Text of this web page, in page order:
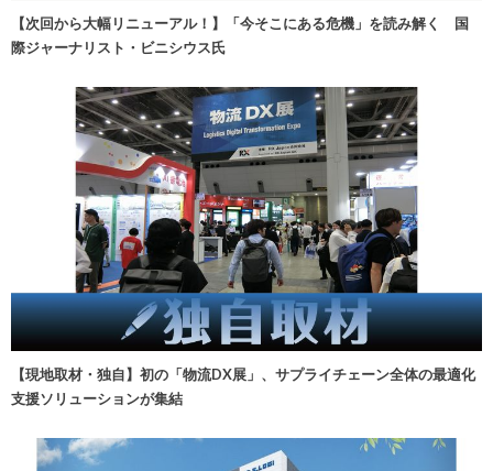
【次回から大幅リニューアル！】「今そこにある危機」を読み解く 国
際ジャーナリスト・ビニシウス氏
【現地取材・独自】初の「物流DX展」、サプライチェーン全体の最適化
支援ソリューションが集結